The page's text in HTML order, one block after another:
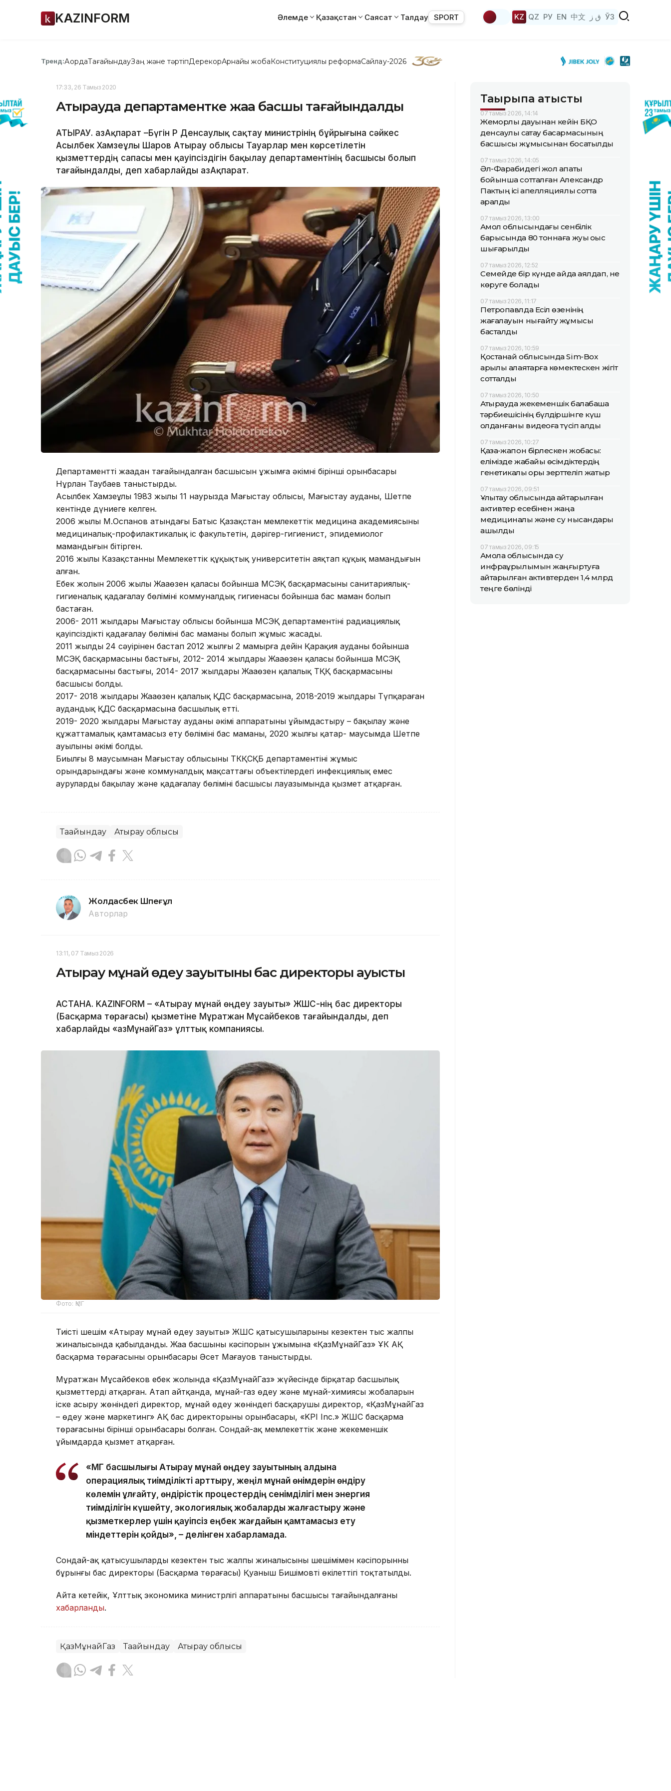
KAZINFORM Әлемде Қазақстан Саясат Талдау SPORT KZ QZ РУ EN 中文 ق ز ЎЗ
Тренд:АқордаТағайындауЗаң және тәртіпДерекқорАрнайы жобаКонституциялық реформаСайлау-2026
17:33, 26 Тамыз 2020
Атырауда департаментке жаңа басшы тағайындалды
АТЫРАУ. ҚазАқпарат –Бүгін ҚР Денсаулық сақтау министрінің бұйрығына сәйкес
Асылбек Хамзеұлы Шаров Атырау облысы Тауарлар мен көрсетілетін
қызметтердің сапасы мен қауіпсіздігін бақылау департаментінің басшысы болып
тағайындалды, деп хабарлайды ҚазАқпарат.
Департаменттің жаңадан тағайындалған басшысын ұжымға әкімнің бірінші орынбасары
Нұрлан Таубаев таныстырды.
Асылбек Хамзеұлы 1983 жылы 11 наурызда Маңғыстау облысы, Маңғыстау ауданы, Шетпе
кентінде дүниеге келген.
2006 жылы М.Оспанов атындағы Батыс Қазақстан мемлекеттік медицина академиясының
медициналық-профилактикалық іс факультетін, дәрігер-гигиенист, эпидемиолог
мамандығын бітірген.
2016 жылы Казақстанның Мемлекеттік құқықтық университетін аяқтап құқық мамандығын
алған.
Еңбек жолын 2006 жылы Жаңаөзен қаласы бойынша МСЭҚ басқармасының санитариялық-
гигиеналық қадағалау бөлімінің коммуналдық гигиенасы бойынша бас маман болып
бастаған.
2006- 2011 жылдары Маңғыстау облысы бойынша МСЭҚ департаментінің радиациялық
қауіпсіздікті қадағалау бөлімінің бас маманы болып жұмыс жасады.
2011 жылдың 24 сәуірінен бастап 2012 жылғы 2 мамырға дейін Қарақия ауданы бойынша
МСЭҚ басқармасының бастығы, 2012- 2014 жылдары Жаңаөзен қаласы бойынша МСЭҚ
басқармасының бастығы, 2014- 2017 жылдары Жаңаөзен қалалық ТҚҚ басқармасының
басшысы болды.
2017- 2018 жылдары Жаңаөзен қалалық ҚДС басқармасына, 2018-2019 жылдары Түпқараған
аудандық ҚДС басқармасына басшылық етті.
2019- 2020 жылдары Маңғыстау ауданы әкімі аппаратының ұйымдастыру – бақылау және
құжаттамалық қамтамасыз ету бөлімінің бас маманы, 2020 жылғы қаңтар- маусымда Шетпе
ауылының әкімі болды.
Биылғы 8 маусымнан Маңғыстау облысының ТКҚСҚБ департаментінің жұмыс
орындарындағы және коммуналдық мақсаттағы объектілердегі инфекциялық емес
ауруларды бақылау және қадағалау бөлімінің басшысы лауазымында қызмет атқарған.
Тағайындау Атырау облысы
Жолдасбек Шөпеғұл
Авторлар
13:11, 07 Тамыз 2026
Атырау мұнай өңдеу зауытының бас директоры ауысты
АСТАНА. KAZINFORM – «Атырау мұнай өңдеу зауыты» ЖШС-нің бас директоры
(Басқарма төрағасы) қызметіне Мұратжан Мұсайбеков тағайындалды, деп
хабарлайды «ҚазМұнайГаз» ұлттық компаниясы.
Фото: ҚМГ
Тиісті шешім «Атырау мұнай өңдеу зауыты» ЖШС қатысушыларының кезектен тыс жалпы
жиналысында қабылданды. Жаңа басшыны кәсіпорын ұжымына «ҚазМұнайГаз» ҰК АҚ
басқарма төрағасының орынбасары Әсет Мағауов таныстырды.
Мұратжан Мұсайбеков еңбек жолында «ҚазМұнайГаз» жүйесінде бірқатар басшылық
қызметтерді атқарған. Атап айтқанда, мұнай-газ өңдеу және мұнай-химиясы жобаларын
іске асыру жөніндегі директор, мұнай өңдеу жөніндегі басқарушы директор, «ҚазМұнайГаз
– өңдеу және маркетинг» АҚ бас директорының орынбасары, «KPI Inc.» ЖШС басқарма
төрағасының бірінші орынбасары болған. Сондай-ақ мемлекеттік және жекеменшік
ұйымдарда қызмет атқарған.
«ҚМГ басшылығы Атырау мұнай өңдеу зауытының алдына
операциялық тиімділікті арттыру, жеңіл мұнай өнімдерін өндіру
көлемін ұлғайту, өндірістік процестердің сенімділігі мен энергия
тиімділігін күшейту, экологиялық жобаларды жалғастыру және
қызметкерлер үшін қауіпсіз еңбек жағдайын қамтамасыз ету
міндеттерін қойды», – делінген хабарламада.
Сондай-ақ қатысушылардың кезектен тыс жалпы жиналысының шешімімен кәсіпорынның
бұрынғы бас директоры (Басқарма төрағасы) Қуаныш Бишімовтің өкілеттігі тоқтатылды.
Айта кетейік, Ұлттық экономика министрлігі аппаратының басшысы тағайындалғаны
хабарланды.
ҚазМұнайГаз Тағайындау Атырау облысы
Тақырыпқа қатысты
07 тамыз 2026, 14:14
Жемқорлық дауынан кейін БҚО
денсаулық сақтау басқармасының
басшысы жұмысынан босатылды
07 тамыз 2026, 14:05
Әл-Фарабидегі жол апаты
бойынша сотталған Александр
Пактың ісі апелляциялық сотта
қаралды
07 тамыз 2026, 13:00
Ақмол облысындағы сенбілік
барысында 80 тоннаға жуық қоқыс
шығарылды
07 тамыз 2026, 12:52
Семейде бір күнде қайда аялдап, не
көруге болады
07 тамыз 2026, 11:17
Петропавлда Есіл өзенінің
жағалауын нығайту жұмысы
басталды
07 тамыз 2026, 10:59
Қостанай облысында Sim-Box
арқылы алаяқтарға көмектескен жігіт
сотталды
07 тамыз 2026, 10:50
Атырауда жекеменшік балабақша
тәрбиешісінің бүлдіршінге күш
қолданғаны видеоға түсіп қалды
07 тамыз 2026, 10:27
Қазақ-жапон бірлескен жобасы:
елімізде жабайы өсімдіктердің
генетикалық қоры зерттеліп жатыр
07 тамыз 2026, 09:51
Ұлытау облысында қайтарылған
активтер есебінен жаңа
медициналық және су нысандары
ашылды
07 тамыз 2026, 09:15
Ақмола облысында су
инфрақұрылымын жаңғыртуға
қайтарылған активтерден 1,4 млрд
теңге бөлінді